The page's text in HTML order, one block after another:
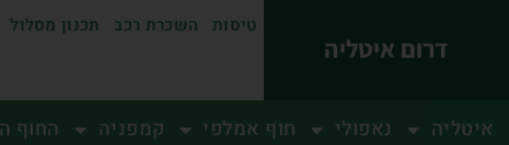
דרום איטליה
טיסות השכרת רכב תכנון מסלול
איטליה נאפולי חוף אמלפי קמפניה החוף